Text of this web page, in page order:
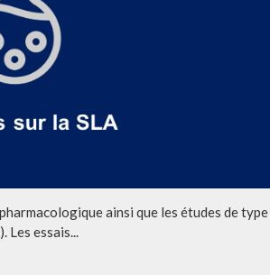
ainsi que les études de type
Les essais...